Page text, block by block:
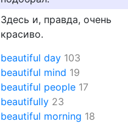
Здесь и, правда, очень
красиво.
beautiful day 103
beautiful mind 19
beautiful people 17
beautifully 23
beautiful morning 18